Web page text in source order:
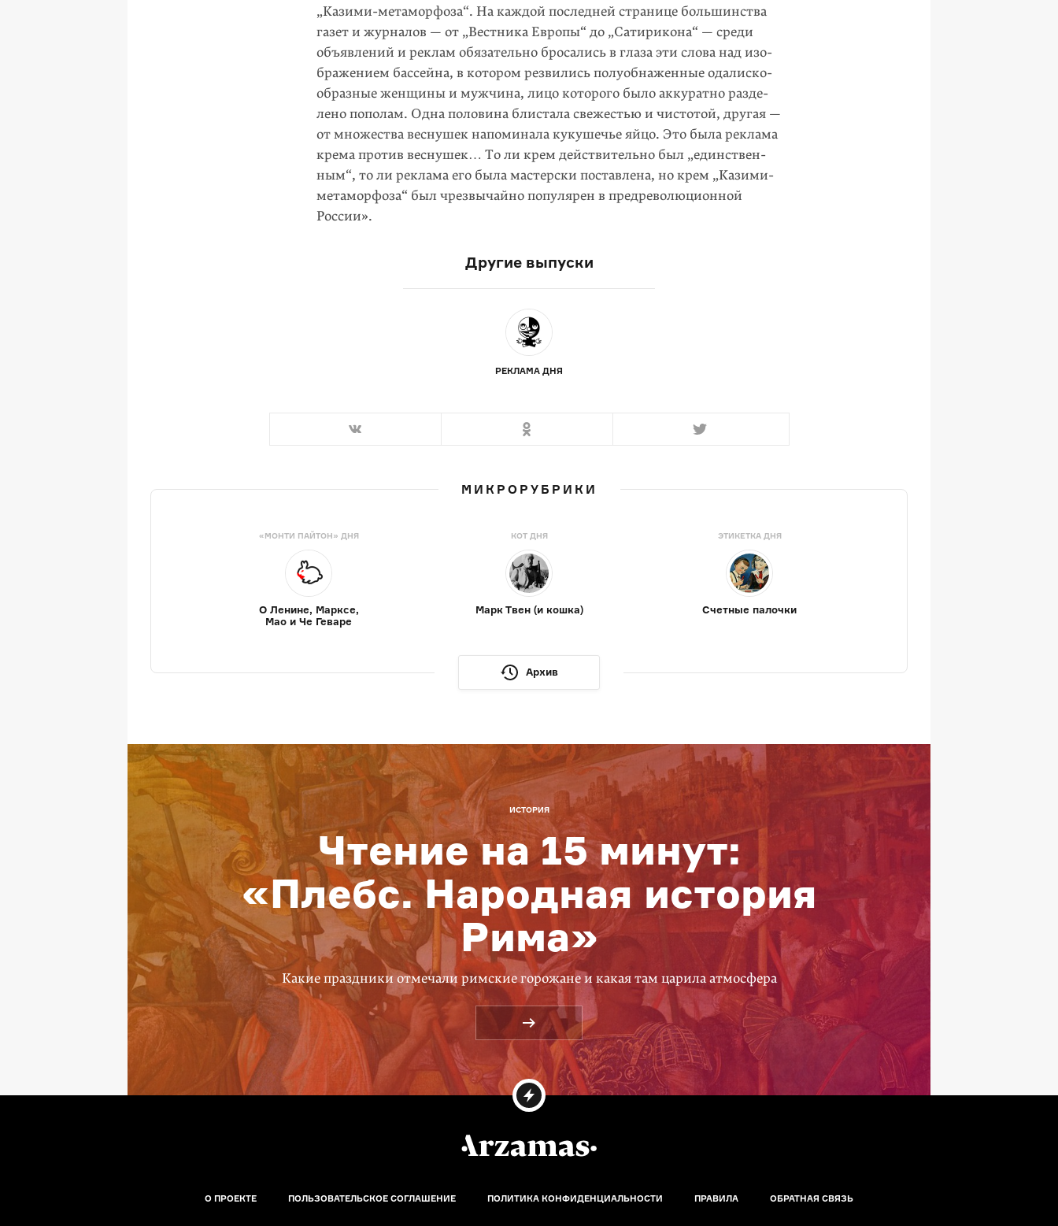
„Казими-метаморфоза“. На каждой последней странице большинства
газет и журналов — от „Вестника Европы“ до „Сатирикона“ — среди
объявлений и реклам обязательно бросались в глаза эти слова над изо­
бражением бассейна, в котором резвились полуобнаженные одалиско­
образные женщины и мужчина, лицо которого было аккуратно разде­
лено пополам. Одна половина блистала свежестью и чистотой, другая —
от множества веснушек напоминала кукушечье яйцо. Это была реклама
крема против веснушек… То ли крем действительно был „единствен­
ным“, то ли реклама его была мастерски поставлена, но крем „Казими-
метаморфоза“ был чрезвычайно популярен в предреволюционной
России».
Другие выпуски
РЕКЛАМА ДНЯ
МИКРОРУБРИКИ
«МОНТИ ПАЙТОН» ДНЯ
О Ленине, Марксе,
Мао и Че Геваре
КОТ ДНЯ
Марк Твен (и кошка)
ЭТИКЕТКА ДНЯ
Счетные палочки
Архив
ИСТОРИЯ
Чтение на 15 минут:
«Плебс. Народная история
Рима»
Какие праздники отмечали римские горожане и какая там царила атмосфера
О ПРОЕКТЕ ПОЛЬЗОВАТЕЛЬСКОЕ СОГЛАШЕНИЕ ПОЛИТИКА КОНФИДЕНЦИАЛЬНОСТИ ПРАВИЛА ОБРАТНАЯ СВЯЗЬ